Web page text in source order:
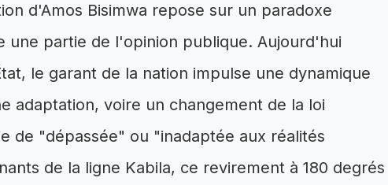
d'Amos Bisimwa repose sur un paradoxe
une partie de l'opinion publique. Aujourd'hui
le garant de la nation impulse une dynamique
adaptation, voire un changement de la loi
de "dépassée" ou "inadaptée aux réalités
de la ligne Kabila, ce revirement à 180 degrés